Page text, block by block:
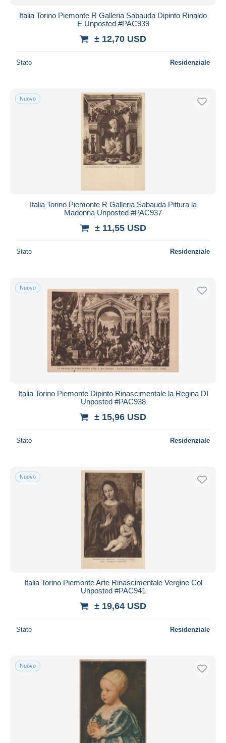
Italia Torino Piemonte R Galleria Sabauda Dipinto Rinaldo
E Unposted #PAC939
± 12,70 USD
Stato Residenziale
Nuovo
Italia Torino Piemonte R Galleria Sabauda Pittura la
Madonna Unposted #PAC937
± 11,55 USD
Stato Residenziale
Nuovo
Italia Torino Piemonte Dipinto Rinascimentale la Regina DI
Unposted #PAC938
± 15,96 USD
Stato Residenziale
Nuovo
Italia Torino Piemonte Arte Rinascimentale Vergine Col
Unposted #PAC941
± 19,64 USD
Stato Residenziale
Nuovo